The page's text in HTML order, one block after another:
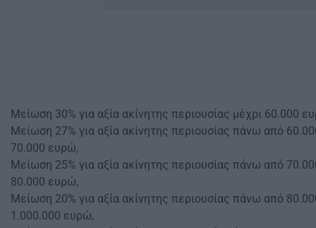
Μείωση 30% για αξία ακίνητης περιουσίας μέχρι 60.000
Μείωση 27% για αξία ακίνητης περιουσίας πάνω από
70.000 ευρώ,
Μείωση 25% για αξία ακίνητης περιουσίας πάνω από
80.000 ευρώ,
Μείωση 20% για αξία ακίνητης περιουσίας πάνω από
1.000.000 ευρώ,